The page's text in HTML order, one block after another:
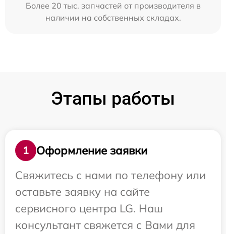
Более 20 тыс. запчастей от производителя в
наличии на собственных складах.
Этапы работы
1
Оформление заявки
Свяжитесь с нами по телефону или
оставьте заявку на сайте
сервисного центра LG. Наш
консультант свяжется с Вами для